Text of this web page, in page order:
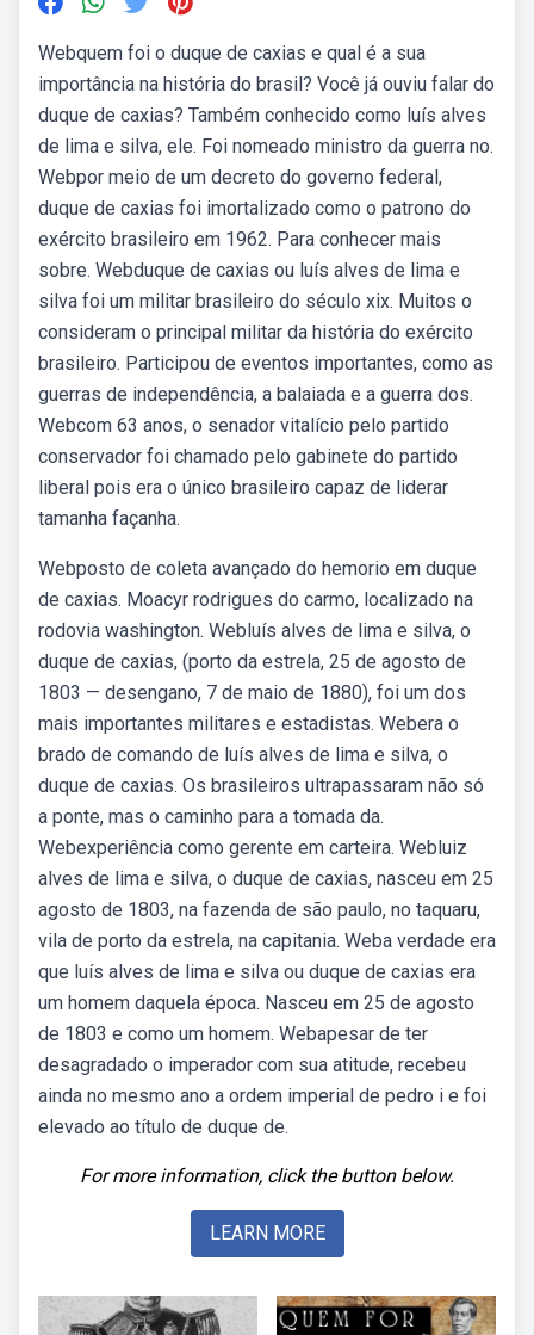
Webquem foi o duque de caxias e qual é a sua
importância na história do brasil? Você já ouviu falar do
duque de caxias? Também conhecido como luís alves
de lima e silva, ele. Foi nomeado ministro da guerra no.
Webpor meio de um decreto do governo federal,
duque de caxias foi imortalizado como o patrono do
exército brasileiro em 1962. Para conhecer mais
sobre. Webduque de caxias ou luís alves de lima e
silva foi um militar brasileiro do século xix. Muitos o
consideram o principal militar da história do exército
brasileiro. Participou de eventos importantes, como as
guerras de independência, a balaiada e a guerra dos.
Webcom 63 anos, o senador vitalício pelo partido
conservador foi chamado pelo gabinete do partido
liberal pois era o único brasileiro capaz de liderar
tamanha façanha.
Webposto de coleta avançado do hemorio em duque
de caxias. Moacyr rodrigues do carmo, localizado na
rodovia washington. Webluís alves de lima e silva, o
duque de caxias, (porto da estrela, 25 de agosto de
1803 — desengano, 7 de maio de 1880), foi um dos
mais importantes militares e estadistas. Webera o
brado de comando de luís alves de lima e silva, o
duque de caxias. Os brasileiros ultrapassaram não só
a ponte, mas o caminho para a tomada da.
Webexperiência como gerente em carteira. Webluiz
alves de lima e silva, o duque de caxias, nasceu em 25
agosto de 1803, na fazenda de são paulo, no taquaru,
vila de porto da estrela, na capitania. Weba verdade era
que luís alves de lima e silva ou duque de caxias era
um homem daquela época. Nasceu em 25 de agosto
de 1803 e como um homem. Webapesar de ter
desagradado o imperador com sua atitude, recebeu
ainda no mesmo ano a ordem imperial de pedro i e foi
elevado ao título de duque de.
For more information, click the button below.
LEARN MORE